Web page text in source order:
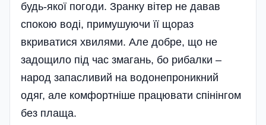
будь-якої погоди. Зранку вітер не давав
спокою воді, примушуючи її щораз
вкриватися хвилями. Але добре, що не
задощило під час змагань, бо рибалки –
народ запасливий на водонепроникний
одяг, але комфортніше працювати спінінгом
без плаща.